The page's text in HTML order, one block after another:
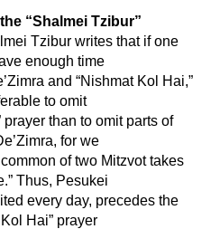
“Shalmei Tzibur”
Tzibur writes that if one
enough time
and “Nishmat Kol Hai,”
to omit
prayer than to omit parts of
for we
of two Mitzvot takes
Thus, Pesukei
every day, precedes the
Hai” prayer